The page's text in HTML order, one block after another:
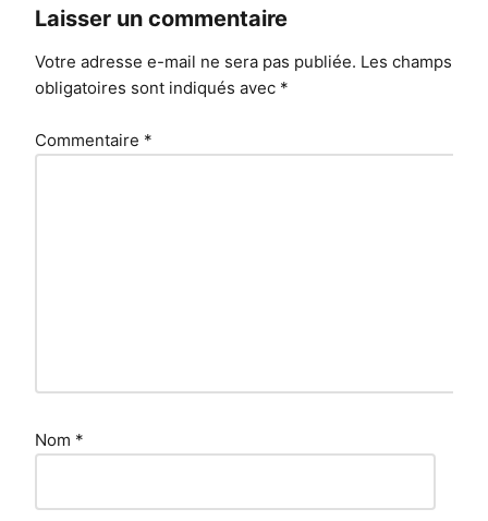
Laisser un commentaire
Votre adresse e-mail ne sera pas publiée. Les champs
obligatoires sont indiqués avec *
Commentaire *
Nom *